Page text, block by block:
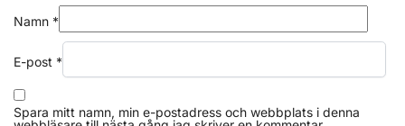
Namn *
E-post *
Spara mitt namn, min e-postadress och webbplats i denna